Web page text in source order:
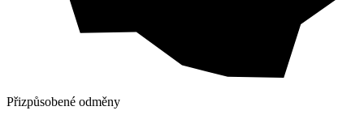
Přizpůsobené odměny